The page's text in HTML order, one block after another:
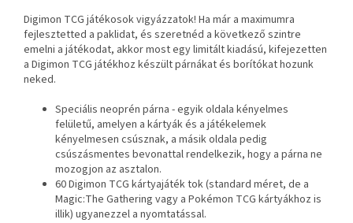
Digimon TCG játékosok vigyázzatok! Ha már a maximumra
fejlesztetted a paklidat, és szeretnéd a következő szintre
emelni a játékodat, akkor most egy limitált kiadású, kifejezetten
a Digimon TCG játékhoz készült párnákat és borítókat hozunk
neked.
Speciális neoprén párna - egyik oldala kényelmes
felületű, amelyen a kártyák és a játékelemek
kényelmesen csúsznak, a másik oldala pedig
csúszásmentes bevonattal rendelkezik, hogy a párna ne
mozogjon az asztalon.
60 Digimon TCG kártyajáték tok (standard méret, de a
Magic:The Gathering vagy a Pokémon TCG kártyákhoz is
illik) ugyanezzel a nyomtatással.